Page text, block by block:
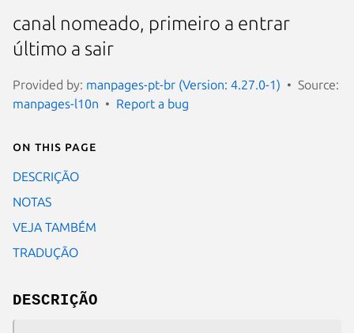
canal nomeado, primeiro a entrar
último a sair
Provided by: manpages-pt-br (Version: 4.27.0-1)
Source:
manpages-l10n
Report a bug
On this page
DESCRIÇÃO
NOTAS
VEJA TAMBÉM
TRADUÇÃO
DESCRIÇÃO